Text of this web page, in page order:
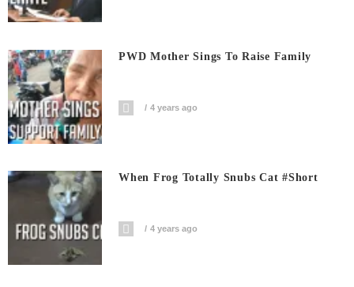
PWD Mother Sings To Raise Family
4 years ago
When Frog Totally Snubs Cat #short
4 years ago